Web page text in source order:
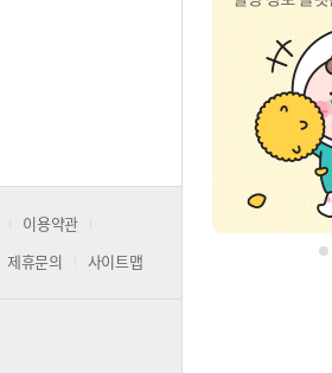
이용약관
제휴문의 사이트맵